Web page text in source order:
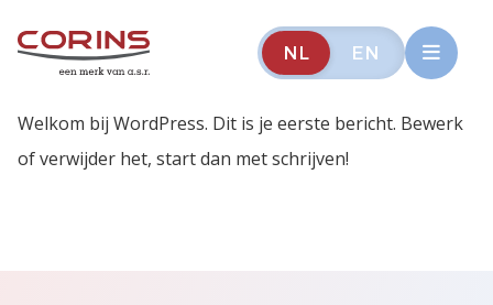
NL EN
Welkom bij WordPress. Dit is je eerste bericht. Bewerk
of verwijder het, start dan met schrijven!